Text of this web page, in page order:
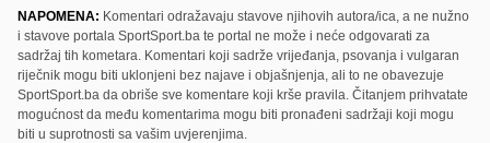
NAPOMENA: Komentari odražavaju stavove njihovih autora/ica, a ne nužno
i stavove portala SportSport.ba te portal ne može i neće odgovarati za
sadržaj tih kometara. Komentari koji sadrže vrijeđanja, psovanja i vulgaran
riječnik mogu biti uklonjeni bez najave i objašnjenja, ali to ne obavezuje
SportSport.ba da obriše sve komentare koji krše pravila. Čitanjem prihvatate
mogućnost da među komentarima mogu biti pronađeni sadržaji koji mogu
biti u suprotnosti sa vašim uvjerenjima.